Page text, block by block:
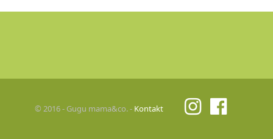
© 2016 - Gugu mama&co. - Kontakt